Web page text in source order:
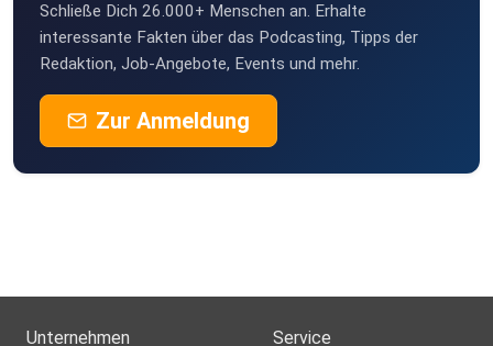
Schließe Dich 26.000+ Menschen an. Erhalte
interessante Fakten über das Podcasting, Tipps der
Redaktion, Job-Angebote, Events und mehr.
Zur Anmeldung
Unternehmen Service